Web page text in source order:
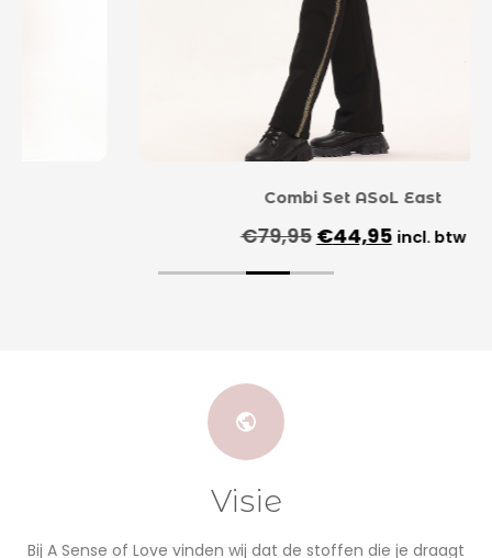
Combi Set ASoL East
44,95 incl. btw
Visie
Bij A Sense of Love vinden wij dat de stoffen die je draagt